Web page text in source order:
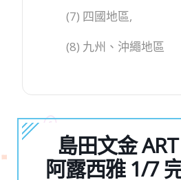
(7) 四國地區,
(8) 九州、沖繩地區
島田文金
阿露西雅 1/7